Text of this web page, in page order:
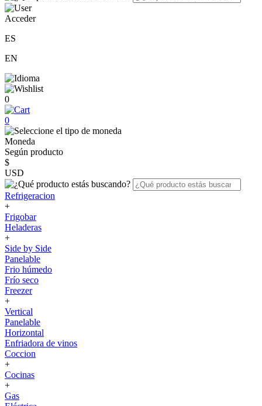
Acceder
ES
EN
0
0
Moneda
Según producto
$
USD
Refrigeracion
+
Frigobar
Heladeras
+
Side by Side
Panelable
Frio húmedo
Frío seco
Freezer
+
Vertical
Panelable
Horizontal
Enfriadora de vinos
Coccion
+
Cocinas
+
Gas